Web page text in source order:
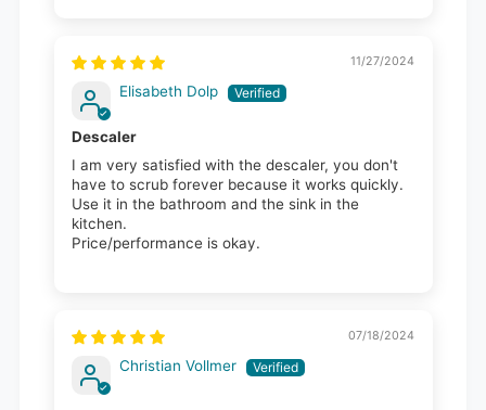
11/27/2024
Elisabeth Dolp
Descaler
I am very satisfied with the descaler, you don't
have to scrub forever because it works quickly.
Use it in the bathroom and the sink in the
kitchen.
Price/performance is okay.
07/18/2024
Christian Vollmer